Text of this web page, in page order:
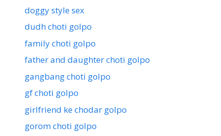
doggy style sex
dudh choti golpo
family choti golpo
father and daughter choti golpo
gangbang choti golpo
gf choti golpo
girlfriend ke chodar golpo
gorom choti golpo